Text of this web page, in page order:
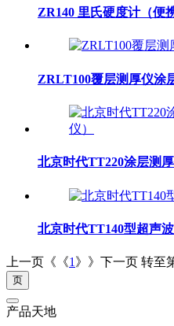
ZR140 里氏硬度计（便
ZRLT100覆层测厚仪涂
北京时代TT220涂层测
北京时代TT140型超声
上一页《《1 》》下一页 转至
产品天地